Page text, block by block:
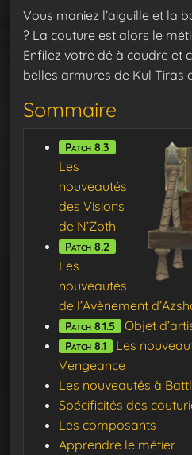
Vous maniez l’aiguille et la
? La couture est alors le
Enfilez votre dé à coudre et
belles armures de Kul Tiras
Sommaire
Patch 8.3
Les
nouveautés
des Visions
de N’Zoth
Patch 8.2
Les
nouveautés
de l’Avènement
Patch 8.1.5 Objet
Patch 8.1
Les
Vengeance
Les nouveautés à
Spécificités des
Les composants
Apprendre le métier